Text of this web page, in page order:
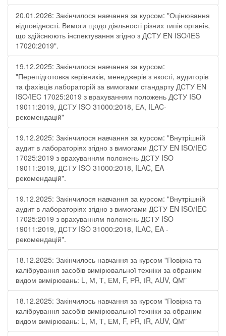
20.01.2026: Закінчилося навчання за курсом: "Оцінювання
відповідності. Вимоги щодо діяльності різних типів органів,
що здійснюють інспектування згідно з ДСТУ ЕN ISO/IES
17020:2019".
19.12.2025: Закінчилося навчання за курсом:
"Перепідготовка керівників, менеджерів з якості, аудиторів
та фахівців лабораторій за вимогами стандарту ДСТУ EN
ISO/IEC 17025:2019 з врахуванням положень ДСТУ ISO
19011:2019, ДСТУ ISO 31000:2018, ЕА, ILAC-
рекомендацій"
19.12.2025: Закінчилося навчання за курсом: "Внутрішній
аудит в лабораторіях згідно з вимогами ДСТУ EN ISO/IEC
17025:2019 з врахуванням положень ДСТУ ISO
19011:2019, ДСТУ ISO 31000:2018, ILAC, EA -
рекомендацій".
19.12.2025: Закінчилося навчання за курсом: "Внутрішній
аудит в лабораторіях згідно з вимогами ДСТУ EN ISO/IEC
17025:2019 з врахуванням положень ДСТУ ISO
19011:2019, ДСТУ ISO 31000:2018, ILAC, EA -
рекомендацій".
18.12.2025: Закінчилось навчання за курсом "Повірка та
калібрування засобів вимірювальної техніки за обраним
видом вимірювань: L, М, Т, ЕМ, F, РR, ІR, АUV, QМ"
18.12.2025: Закінчилось навчання за курсом "Повірка та
калібрування засобів вимірювальної техніки за обраним
видом вимірювань: L, М, Т, ЕМ, F, РR, ІR, АUV, QМ"